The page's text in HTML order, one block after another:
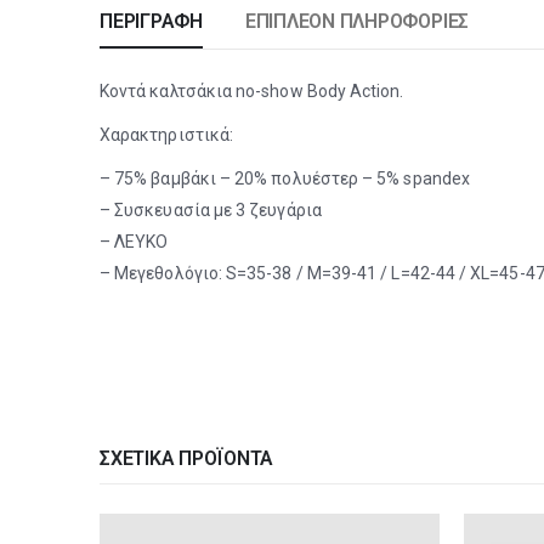
ΠΕΡΙΓΡΑΦΉ ΕΠΙΠΛΈΟΝ ΠΛΗΡΟΦΟΡΊΕΣ
Koντά καλτσάκια no-show Body Action.
Χαρακτηριστικά:
– 75% βαμβάκι – 20% πολυέστερ – 5% spandex
– Συσκευασία με 3 ζευγάρια
– ΛΕΥΚΟ
– Μεγεθολόγιο: S=35-38 / M=39-41 / L=42-44 / XL=45-47
ΣΧΕΤΙΚΆ ΠΡΟΪΌΝΤΑ